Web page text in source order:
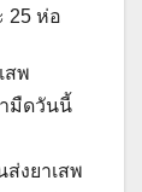
25 ห่อ
สพ
มืดวันนี้
งยาเสพ